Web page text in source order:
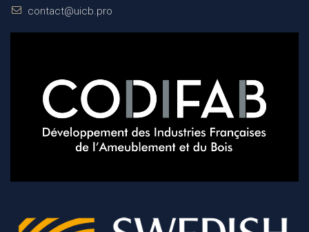
contact@uicb.pro